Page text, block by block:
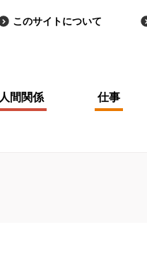
このサイトについて
人間関係 仕事